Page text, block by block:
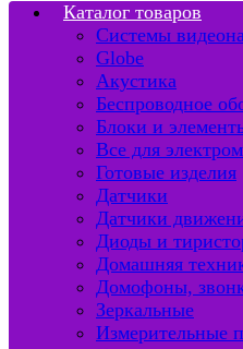
Каталог товаров
Системы
Globe
Акустика
Беспроводное
Блоки и
Все для
Готовые изделия
Датчики
Датчики
Диоды и
Домашняя
Домофоны,
Зеркальные
Измерительные